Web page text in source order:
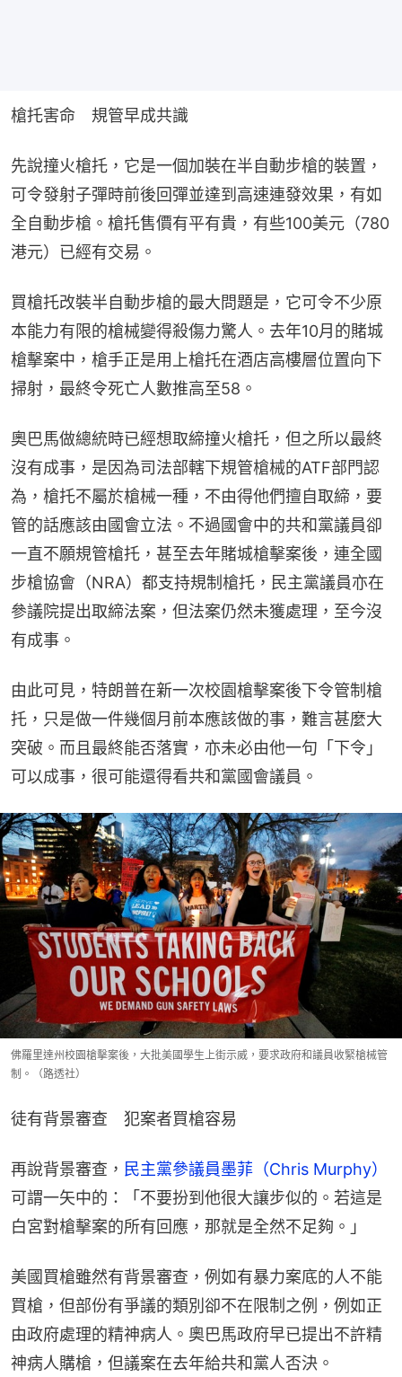
槍托害命　規管早成共識
先說撞火槍托，它是一個加裝在半自動步槍的裝置，
可令發射子彈時前後回彈並達到高速連發效果，有如
全自動步槍。槍托售價有平有貴，有些100美元（780
港元）已經有交易。
買槍托改裝半自動步槍的最大問題是，它可令不少原
本能力有限的槍械變得殺傷力驚人。去年10月的賭城
槍擊案中，槍手正是用上槍托在酒店高樓層位置向下
掃射，最終令死亡人數推高至58。
奧巴馬做總統時已經想取締撞火槍托，但之所以最終
沒有成事，是因為司法部轄下規管槍械的ATF部門認
為，槍托不屬於槍械一種，不由得他們擅自取締，要
管的話應該由國會立法。不過國會中的共和黨議員卻
一直不願規管槍托，甚至去年賭城槍擊案後，連全國
步槍協會（NRA）都支持規制槍托，民主黨議員亦在
參議院提出取締法案，但法案仍然未獲處理，至今沒
有成事。
由此可見，特朗普在新一次校園槍擊案後下令管制槍
托，只是做一件幾個月前本應該做的事，難言甚麼大
突破。而且最終能否落實，亦未必由他一句「下令」
可以成事，很可能還得看共和黨國會議員。
佛羅里達州校園槍擊案後，大批美國學生上街示威，要求政府和議員收緊槍械管
制。（路透社）
徒有背景審查　犯案者買槍容易
再說背景審查， 民主黨參議員墨菲（Chris Murphy）
可謂一矢中的：「不要扮到他很大讓步似的。若這是
白宮對槍擊案的所有回應，那就是全然不足夠。」
美國買槍雖然有背景審查，例如有暴力案底的人不能
買槍，但部份有爭議的類別卻不在限制之例，例如正
由政府處理的精神病人。奧巴馬政府早已提出不許精
神病人購槍，但議案在去年給共和黨人否決。